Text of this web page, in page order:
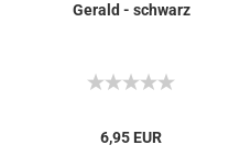
Gerald - schwarz
6,95 EUR